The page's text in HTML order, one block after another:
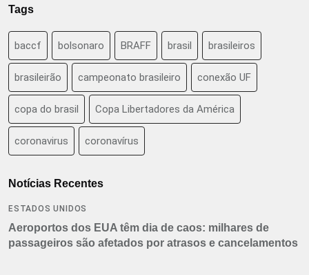
Tags
baccf bolsonaro BRAFF brasil brasileiros
brasileirão campeonato brasileiro conexão UF
copa do brasil Copa Libertadores da América
coronavirus coronavírus
Notícias Recentes
ESTADOS UNIDOS
Aeroportos dos EUA têm dia de caos: milhares de
passageiros são afetados por atrasos e cancelamentos